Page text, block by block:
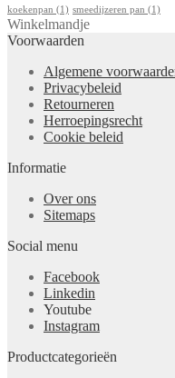
koekenpan (1) smeedijzeren pan (1)
Winkelmandje
Voorwaarden
Algemene
Privacybeleid
Retourneren
Herroepingsrecht
Cookie beleid
Informatie
Over ons
Sitemaps
Social menu
Facebook
Linkedin
Youtube
Instagram
Productcategorieën